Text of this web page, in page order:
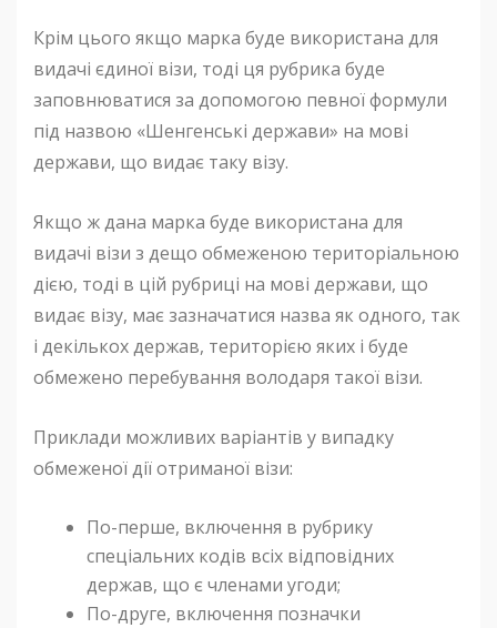
Крім цього якщо марка буде використана для
видачі єдиної візи, тоді ця рубрика буде
заповнюватися за допомогою певної формули
під назвою «Шенгенські держави» на мові
держави, що видає таку візу.
Якщо ж дана марка буде використана для
видачі візи з дещо обмеженою територіальною
дією, тоді в цій рубриці на мові держави, що
видає візу, має зазначатися назва як одного, так
і декількох держав, територією яких і буде
обмежено перебування володаря такої візи.
Приклади можливих варіантів у випадку
обмеженої дії отриманої візи:
По-перше, включення в рубрику
спеціальних кодів всіх відповідних
держав, що є членами угоди;
По-друге, включення позначки